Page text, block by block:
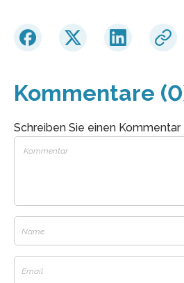
Kommentare
Schreiben Sie einen Kommentar